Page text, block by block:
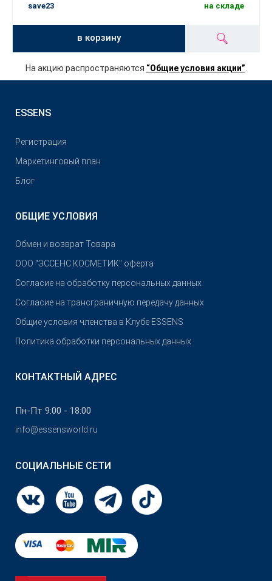
save23 на складе
в корзину
На акцию распространяются “Общие условия акции”
ESSENS
Pегистрация
Маркетинговый план
Блог
ОБЩИЕ УСЛОВИЯ
Обмен и возврат Товара
OOO "ЭССЕНС КОСМЕТИК" оферта
Согласие на обработку персональных данных
Согласие на трансграничную передачу данных
Общие условия членства в Клубе ESSENS
Политика обработки персональных данных
КОНТАКТНЫЙ АДРЕС
Пн-Пт 9:00 - 18:00
info@essensworld.ru
СОЦИАЛЬНЫЕ СЕТИ